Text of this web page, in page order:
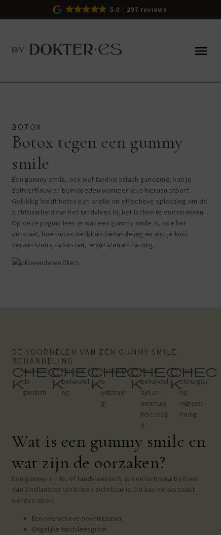
5.0 297 reviews
BOTOX
Botox tegen een gummy
smile
Een gummy smile, ook wel tandvleeslach genoemd, kan je
zelfvertrouwen beïnvloeden wanneer je je hieraan stoort.
Gelukkig biedt botox een snelle en effectieve oplossing om de
zichtbaarheid van het tandvlees bij het lachen te verminderen.
Op deze pagina lees je wat een gummy smile is, hoe het
ontstaat, hoe botox werkt als behandeling en wat je kunt
verwachten qua kosten, resultaten en nazorg.
DE VOORDELEN VAN EEN GUMMY SMILE
BEHANDELING
chec
k
Verbeter
de
glimlach
chec
k
Pijnloze
behandeli
ng
chec
k
Natuurlijk
e
uitstralin
g
chec
k
Korte
behandel
tijd en
minimale
hersteltij
d
chec
k
Geen
chirurgisc
he
ingreep
nodig
Wat is een gummy smile en
wat zijn de oorzaken?
Een gummy smile, of tandvleeslach, is een lach waarbij meer
dan 2 millimeter tandvlees zichtbaar is. Dit kan veroorzaakt
worden door:
Een overactieve bovenlipspier.
Ongelijke tandvleesgroei.